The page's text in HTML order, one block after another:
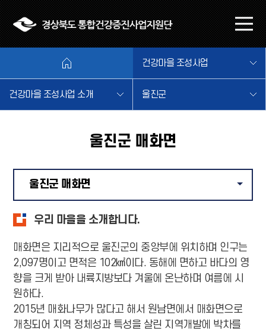
메
뉴
기
건강마을 조성사업
건강마을 조성사업 소개 울진군
울진군 매화면
울진군 매화면
우리 마을을 소개합니다.
매화면은 지리적으로 울진군의 중앙부에 위치하며 인구는
2,097명이고 면적은 102㎢이다. 동해에 면하고 바다의 영
향을 크게 받아 내륙지방보다 겨울에 온난하며 여름에 시
원하다.
2015년 매화나무가 많다고 해서 원남면에서 매화면으로
개칭되어 지역 정체성과 특성을 살린 지역개발에 박차를